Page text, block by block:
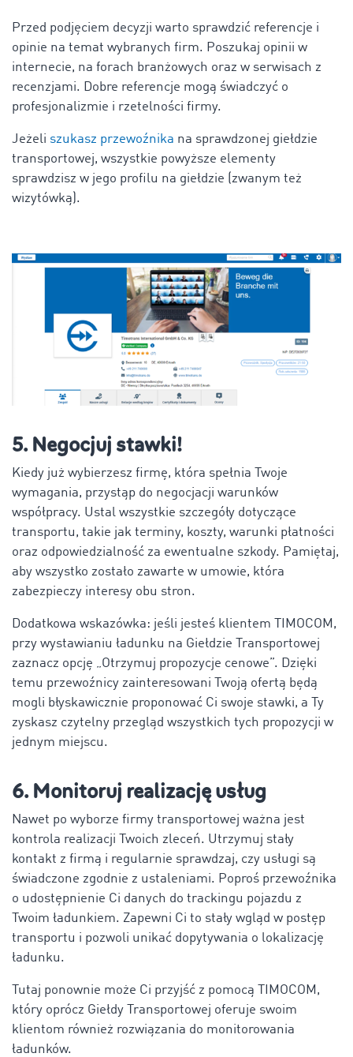
Przed podjęciem decyzji warto sprawdzić referencje i
opinie na temat wybranych firm. Poszukaj opinii w
internecie, na forach branżowych oraz w serwisach z
recenzjami. Dobre referencje mogą świadczyć o
profesjonalizmie i rzetelności firmy.
Jeżeli szukasz przewoźnika na sprawdzonej giełdzie
transportowej, wszystkie powyższe elementy
sprawdzisz w jego profilu na giełdzie (zwanym też
wizytówką).
5. Negocjuj stawki!
Kiedy już wybierzesz firmę, która spełnia Twoje
wymagania, przystąp do negocjacji warunków
współpracy. Ustal wszystkie szczegóły dotyczące
transportu, takie jak terminy, koszty, warunki płatności
oraz odpowiedzialność za ewentualne szkody. Pamiętaj,
aby wszystko zostało zawarte w umowie, która
zabezpieczy interesy obu stron.
Dodatkowa wskazówka: jeśli jesteś klientem TIMOCOM,
przy wystawianiu ładunku na Giełdzie Transportowej
zaznacz opcję „Otrzymuj propozycje cenowe”. Dzięki
temu przewoźnicy zainteresowani Twoją ofertą będą
mogli błyskawicznie proponować Ci swoje stawki, a Ty
zyskasz czytelny przegląd wszystkich tych propozycji w
jednym miejscu.
6. Monitoruj realizację usług
Nawet po wyborze firmy transportowej ważna jest
kontrola realizacji Twoich zleceń. Utrzymuj stały
kontakt z firmą i regularnie sprawdzaj, czy usługi są
świadczone zgodnie z ustaleniami. Poproś przewoźnika
o udostępnienie Ci danych do trackingu pojazdu z
Twoim ładunkiem. Zapewni Ci to stały wgląd w postęp
transportu i pozwoli unikać dopytywania o lokalizację
ładunku.
Tutaj ponownie może Ci przyjść z pomocą TIMOCOM,
który oprócz Giełdy Transportowej oferuje swoim
klientom również rozwiązania do monitorowania
ładunków.